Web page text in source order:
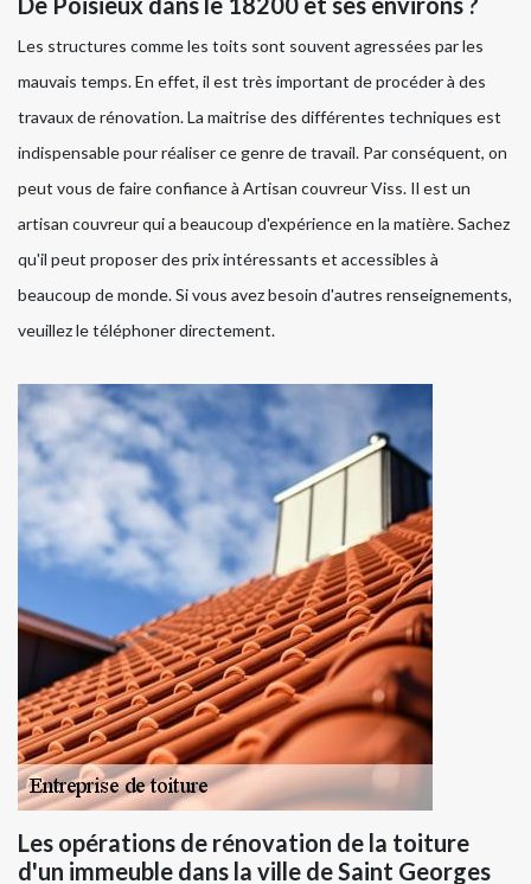
Les structures comme les toits sont souvent agressées par les
mauvais temps. En effet, il est très important de procéder à des
travaux de rénovation. La maitrise des différentes techniques est
indispensable pour réaliser ce genre de travail. Par conséquent, on
peut vous de faire confiance à Artisan couvreur Viss. Il est un
artisan couvreur qui a beaucoup d'expérience en la matière. Sachez
qu'il peut proposer des prix intéressants et accessibles à
beaucoup de monde. Si vous avez besoin d'autres renseignements,
veuillez le téléphoner directement.
Les opérations de rénovation de la toiture
d'un immeuble dans la ville de Saint Georges